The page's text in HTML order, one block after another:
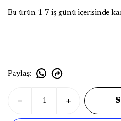
Bu ürün 1-7 iş günü içerisinde
Paylaş: